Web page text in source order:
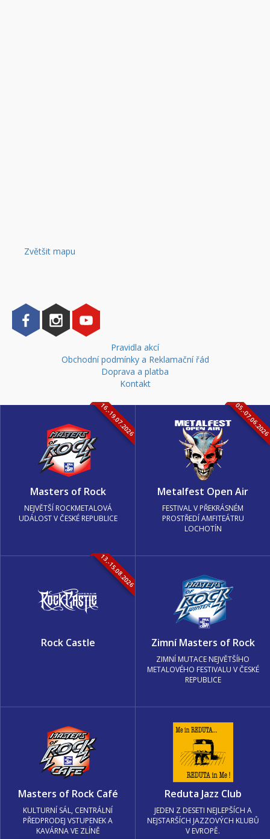
Zvětšit mapu
Pravidla akcí
Obchodní podmínky a Reklamační řád
Doprava a platba
Kontakt
16.-19.07.2026
Masters of Rock
NEJVĚTŠÍ ROCKMETALOVÁ
UDÁLOST V ČESKÉ REPUBLICE
05.-
Metalfest Open Air
FESTIVAL V PŘEKRÁSNÉM
PROSTŘEDÍ AMFITEÁTRU
LOCHOTÍN
13.-15.08.2026
Rock Castle Zimní Masters of Rock
ZIMNÍ MUTACE NEJVĚTŠÍHO
METALOVÉHO FESTIVALU V ČESKÉ
REPUBLICE
Masters of Rock Café
KULTURNÍ SÁL, CENTRÁLNÍ
PŘEDPRODEJ VSTUPENEK A
KAVÁRNA VE ZLÍNĚ
Reduta Jazz Club
JEDEN Z DESETI NEJLEPŠÍCH A
NEJSTARŠÍCH JAZZOVÝCH KLUBŮ
V EVROPĚ.